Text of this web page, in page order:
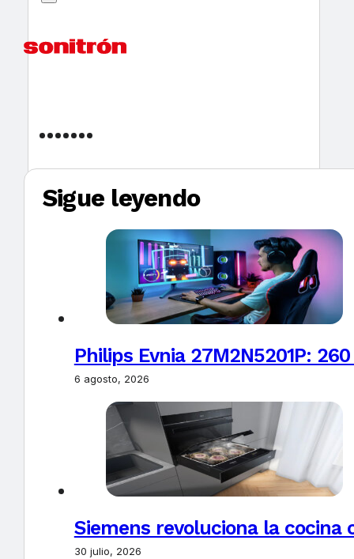
Sigue leyendo
Philips Evnia 27M2N5201P:
6 agosto, 2026
Siemens revoluciona la
30 julio, 2026